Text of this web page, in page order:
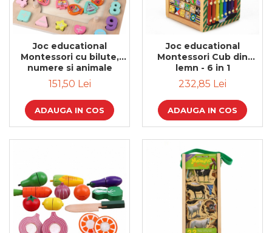
Joc educational
Montessori cu bilute,
numere si animale
151,50 Lei
ADAUGA IN COS
Joc educational
Montessori Cub din
lemn - 6 in 1
232,85 Lei
ADAUGA IN COS